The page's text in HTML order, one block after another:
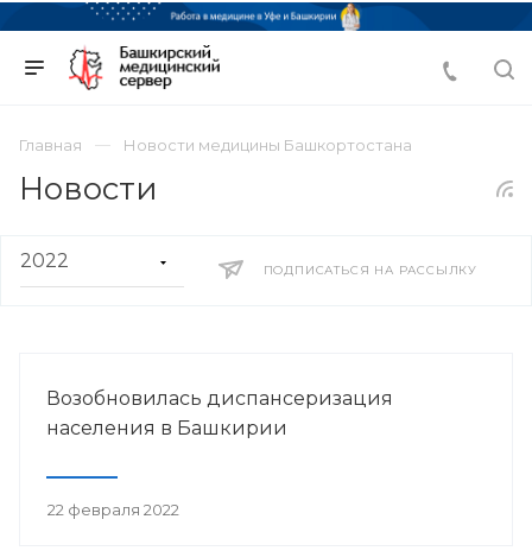
Главная Новости медицины Башкортостана
Новости
ПОДПИСАТЬСЯ НА РАССЫЛКУ
Возобновилась диспансеризация
населения в Башкирии
22 февраля 2022